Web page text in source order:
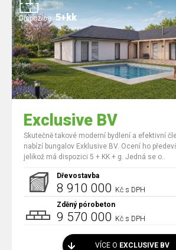
Dispozice: 5+kk
Exclusive BV
Skutečně takové moderní bydlení a efektivní
nabízí bungalov Exklusive BV. Ocení ho
jelikož má dispozici 5 + KK + g. Jedná se o..
Dřevostavba
8 910 000 Kč s DPH
Zděný pórobeton
9 570 000 Kč s DPH
VÍCE O EXCLUSIVE BV